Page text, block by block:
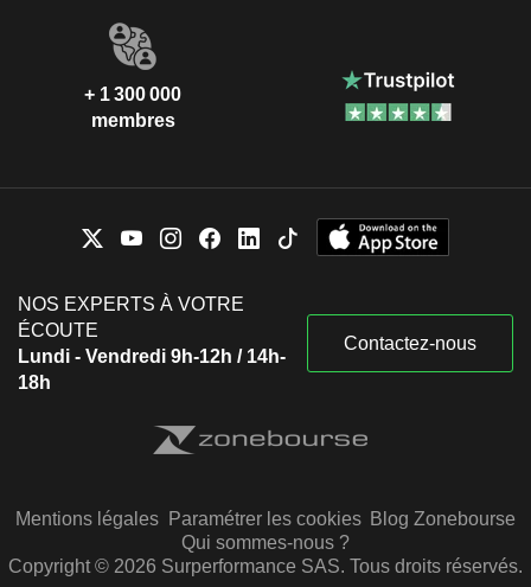
+ 1 300 000
membres
NOS EXPERTS À VOTRE
ÉCOUTE
Lundi - Vendredi 9h-12h / 14h-
18h
Contactez-nous
Mentions légales Paramétrer les cookies Blog Zonebourse
Qui sommes-nous ?
Copyright © 2026 Surperformance SAS. Tous droits réservés.